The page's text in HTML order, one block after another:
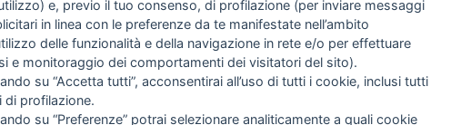
14 Avanti
COME TI SENTI?
INTELLIGENZA
e, previo il tuo consenso, di profilazione (per inviare messaggi
in linea con le preferenze da te manifestate nell’ambito
delle funzionalità e della navigazione in rete e/o per effettuare
e monitoraggio dei comportamenti dei visitatori del sito).
su “Accetta tutti”, acconsentirai all’uso di tutti i cookie, inclusi tutti
di profilazione.
su “Preferenze” potrai selezionare analiticamente a quali cookie